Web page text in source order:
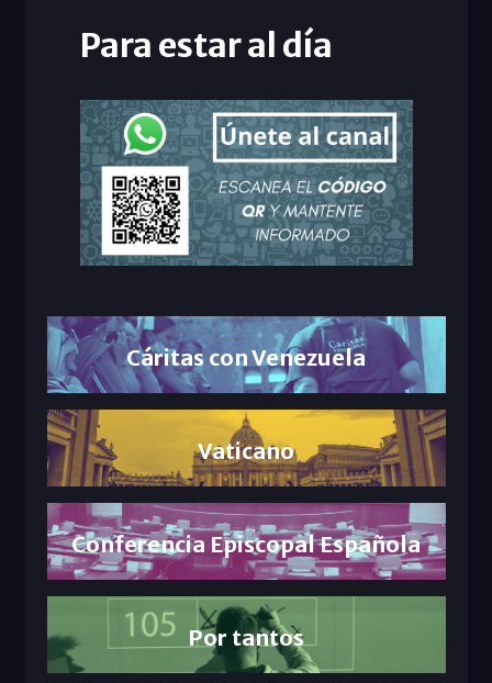
Para estar al día
Cáritas con Venezuela
Vaticano
Conferencia Episcopal Española
Por tantos